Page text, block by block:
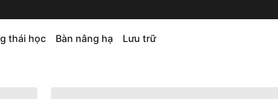
thái học Bàn nâng hạ Lưu trữ